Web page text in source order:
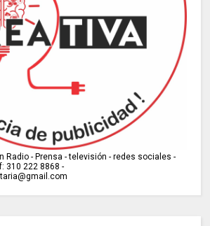
Radio - Prensa - televisión - redes sociales -
310 222 8868 -